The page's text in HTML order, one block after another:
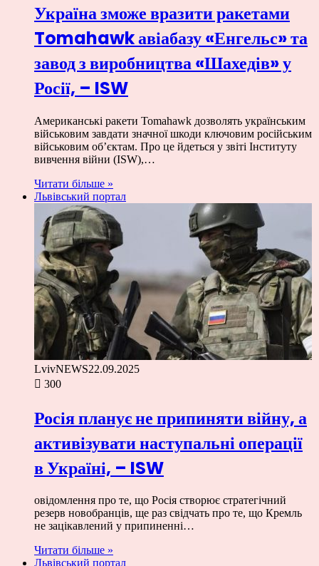
Україна зможе вразити ракетами
Tomahawk авіабазу «Енгельс» та
завод з виробництва «Шахедів» у
Росії, – ISW
Американські ракети Tomahawk дозволять українським
військовим завдати значної шкоди ключовим російським
військовим об’єктам. Про це йдеться у звіті Інституту
вивчення війни (ISW),…
Читати більше »
Львівський портал
LvivNEWS22.09.2025
300
Росія планує не припиняти війну, а
активізувати наступальні операції
в Україні, – ISW
овідомлення про те, що Росія створює стратегічний
резерв новобранців, ще раз свідчать про те, що Кремль
не зацікавлений у припиненні…
Читати більше »
Львівський портал